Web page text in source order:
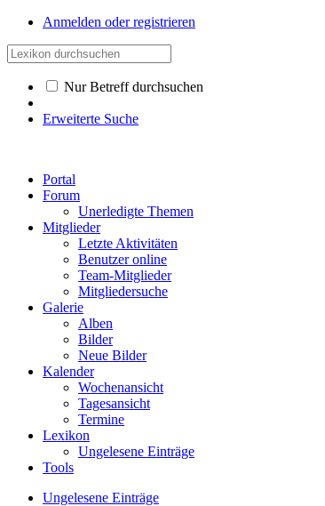
Anmelden oder registrieren
Nur Betreff durchsuchen
Erweiterte Suche
Portal
Forum
Unerledigte Themen
Mitglieder
Letzte Aktivitäten
Benutzer online
Team-Mitglieder
Mitgliedersuche
Galerie
Alben
Bilder
Neue Bilder
Kalender
Wochenansicht
Tagesansicht
Termine
Lexikon
Ungelesene Einträge
Tools
Ungelesene Einträge